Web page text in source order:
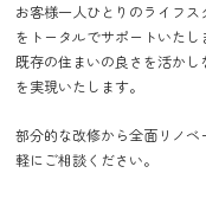
お客様一人ひとりのライフ
をトータルでサポートいたし
既存の住まいの良さを活か
を実現いたします。
部分的な改修から全面リノ
軽にご相談ください。